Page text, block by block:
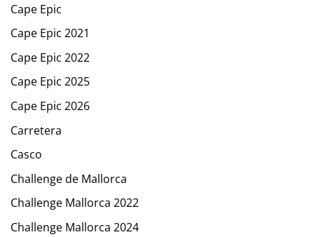
Cape Epic
Cape Epic 2021
Cape Epic 2022
Cape Epic 2025
Cape Epic 2026
Carretera
Casco
Challenge de Mallorca
Challenge Mallorca 2022
Challenge Mallorca 2024